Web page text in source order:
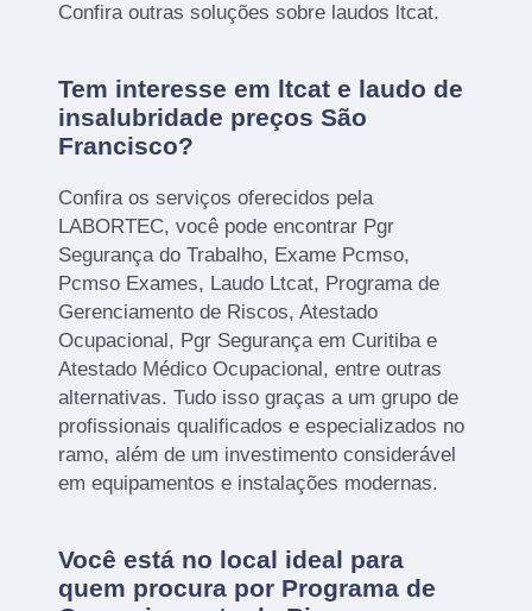
Confira outras soluções sobre laudos ltcat.
Tem interesse em ltcat e laudo de
insalubridade preços São
Francisco?
Confira os serviços oferecidos pela
LABORTEC, você pode encontrar Pgr
Segurança do Trabalho, Exame Pcmso,
Pcmso Exames, Laudo Ltcat, Programa de
Gerenciamento de Riscos, Atestado
Ocupacional, Pgr Segurança em Curitiba e
Atestado Médico Ocupacional, entre outras
alternativas. Tudo isso graças a um grupo de
profissionais qualificados e especializados no
ramo, além de um investimento considerável
em equipamentos e instalações modernas.
Você está no local ideal para
quem procura por Programa de